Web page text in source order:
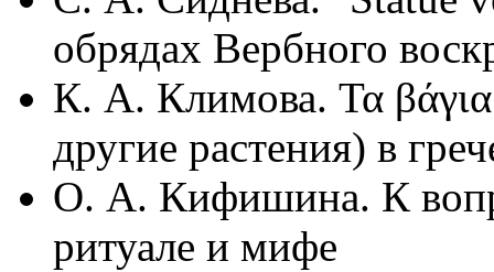
обрядах Вербного
К. А. Климова. Τα βάγια
другие растения) в
О. А. Кифишина. К
ритуале и мифе